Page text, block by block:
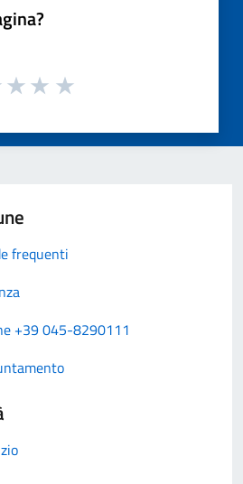
frequenti
+39 045-8290111